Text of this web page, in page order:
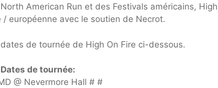
American Run et des Festivals américains,
européenne avec le soutien de Necrot.
de tournée de High On Fire ci-dessous.
de tournée:
@ Nevermore Hall # #